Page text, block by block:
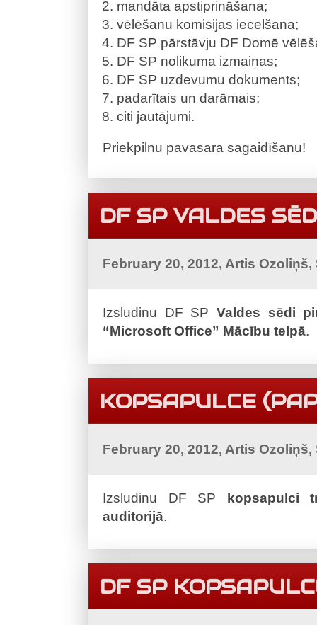
mandāta apstiprināšana;
vēlēšanu komisijas iecelšana;
DF SP pārstāvju DF Domē
DF SP nolikuma izmaiņas;
DF SP uzdevumu dokuments;
padarītais un darāmais;
citi jautājumi.
Priekpilnu pavasara sagaidīšanu!
DF SP VALDES
February 20, 2012, Artis
Izsludinu DF SP Valdes sēdi
“Microsoft Office” Mācību telpā.
KOPSAPULCE
February 20, 2012, Artis
Izsludinu DF SP kopsapulci
auditorijā.
DF SP